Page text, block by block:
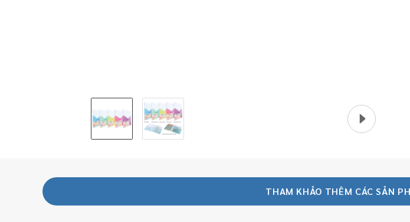
THAM KHẢO THÊM CÁC SẢN